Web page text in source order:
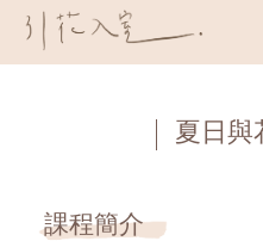
夏日與
課程簡介